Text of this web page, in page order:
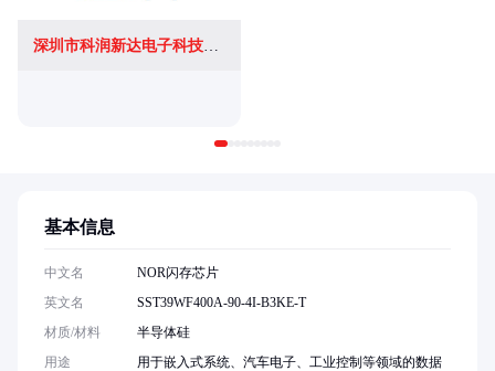
基本信息
中文名
NOR闪存芯片
英文名
SST39WF400A-90-4I-B3KE-T
材质/材料
半导体硅
用途
用于嵌入式系统、汽车电子、工业控制等领域的数据